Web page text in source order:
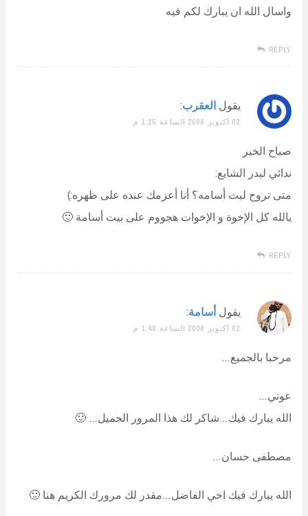
واسال الله ان يبارك لكم فيه
REPLY
يقول العقرب:
02 أكتوبر 2008 الساعة 1:25 م
صباح الخير
ندائي لبدر الشايع:
متى تروح لبت أسامه؟ أنا أعزمك عنده على ظهره:)
يالله كل الإخوة و الإخوات هجووم على بيت أسامة 🙂
REPLY
يقول أسامة:
02 أكتوبر 2008 الساعة 1:48 م
مرحبا بالجميع…
عوني…
الله يبارك فيك…شاكر لك هذا المرور الجميل… 🙂
مصطفى حسان…
الله يبارك فيك اخي الفاضل…مقدر لك مرورك الكريم هنا 🙂